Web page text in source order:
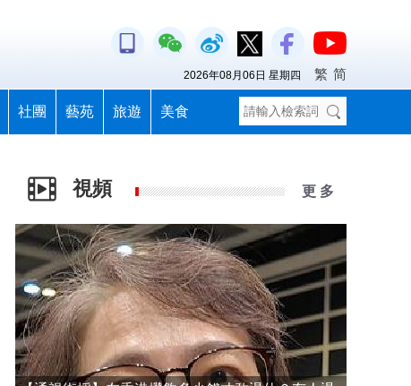
社團 藝苑 旅遊 美食
2026年08月06日 星期四 繁 简
視頻 更 多